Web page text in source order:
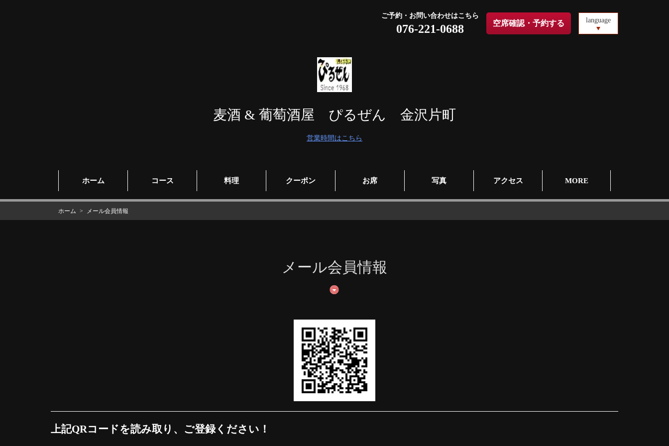
ご予約・お問い合わせはこちら
076-221-0688 空席確認・予約する language
麦酒 & 葡萄酒屋 ぴるぜん 金沢片町
営業時間はこちら
ホーム コース 料理 クーポン お席 写真 アクセス MORE
ホーム メール会員情報
メール会員情報
上記QRコードを読み取り、ご登録ください！